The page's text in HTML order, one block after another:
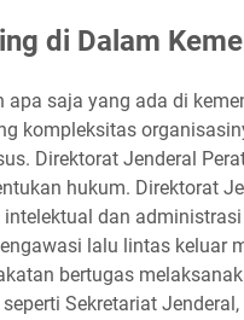
di Dalam
apa saja yang ada di
kompleksitas
Direktorat Jenderal
hukum. Direktorat
dan
lalu lintas keluar
bertugas
Sekretariat